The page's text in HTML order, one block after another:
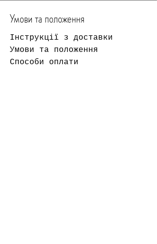
Умови та положення
Інструкції з доставки
Умови та положення
Способи оплати